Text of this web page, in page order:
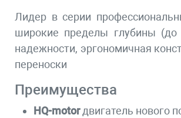
Лидер в серии
широкие пределы глубины
надежности, эргономичная
переноски
Преимущества
HQ-motorдвигатель нового